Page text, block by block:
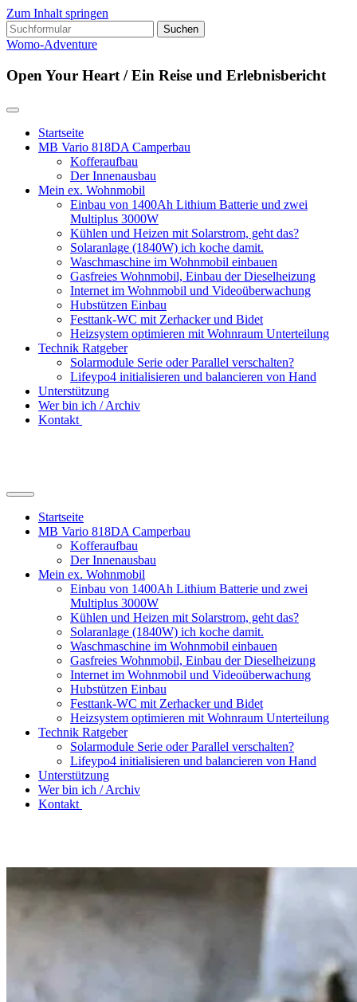
Zum Inhalt springen
Suchen
nach:
Womo-Adventure
Open Your Heart / Ein Reise und Erlebnisbericht
Startseite
MB Vario 818DA Camperbau
Kofferaufbau
Der Innenausbau
Mein ex. Wohnmobil
Einbau von 1400Ah Lithium Batterie und zwei
Multiplus 3000W
Kühlen und Heizen mit Solarstrom, geht das?
Solaranlage (1840W) ich koche damit.
Waschmaschine im Wohnmobil einbauen
Gasfreies Wohnmobil, Einbau der Dieselheizung
Internet im Wohnmobil und Videoüberwachung
Hubstützen Einbau
Festtank-WC mit Zerhacker und Bidet
Heizsystem optimieren mit Wohnraum Unterteilung
Technik Ratgeber
Solarmodule Serie oder Parallel verschalten?
Lifeypo4 initialisieren und balancieren von Hand
Unterstützung
Wer bin ich / Archiv
Kontakt
Suchfeld
ein-/ausblenden
Startseite
MB Vario 818DA Camperbau
Kofferaufbau
Der Innenausbau
Mein ex. Wohnmobil
Einbau von 1400Ah Lithium Batterie und zwei
Multiplus 3000W
Kühlen und Heizen mit Solarstrom, geht das?
Solaranlage (1840W) ich koche damit.
Waschmaschine im Wohnmobil einbauen
Gasfreies Wohnmobil, Einbau der Dieselheizung
Internet im Wohnmobil und Videoüberwachung
Hubstützen Einbau
Festtank-WC mit Zerhacker und Bidet
Heizsystem optimieren mit Wohnraum Unterteilung
Technik Ratgeber
Solarmodule Serie oder Parallel verschalten?
Lifeypo4 initialisieren und balancieren von Hand
Unterstützung
Wer bin ich / Archiv
Kontakt